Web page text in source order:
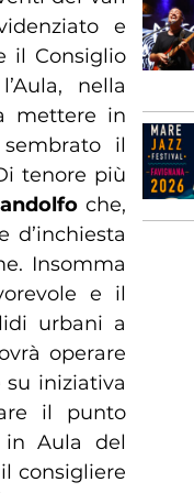
e
il Consiglio
nella
mettere in
il
tenore più
che,
d’inchiesta
Insomma
e il
urbani a
operare
su iniziativa
il punto
in Aula del
consigliere